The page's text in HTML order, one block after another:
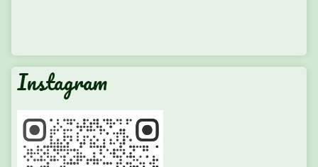
Instagram